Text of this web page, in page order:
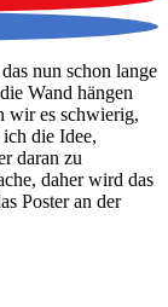
nun schon lange
Wand hängen
wir es schwierig,
die Idee,
daran zu
daher wird das
Poster an der